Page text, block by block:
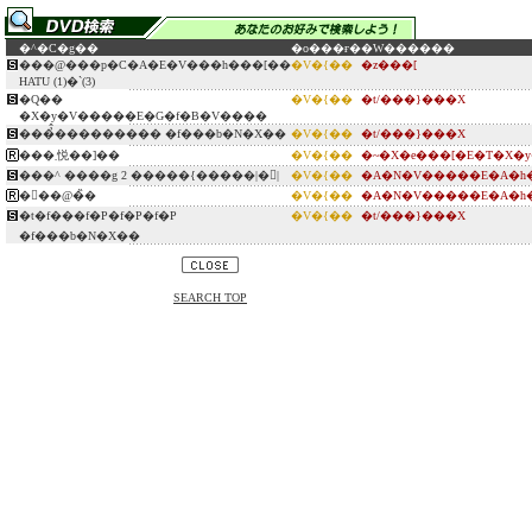
�^�C�g�� �o���ғ��W������
���@���p�C�A�E�V���h���[��
HATU (1)�`(3)
�V�{�� �z���[
�Q��
�X�y�V�����E�G�f�B�V����
�V�{�� �t/���}���X
���̉̂��������� �f���b�N�X�� �V�{��
�t/���}���X
���܂悦��]��
�V�{��
���^ ����g 2 �����{�����|�񕜁|
�V�{��
�񑊊��@�̏�
�V�{��
�t�f���f�P�f�P�f�P
�f���b�N�X��
�V�{�� �t/���}���X
SEARCH TOP